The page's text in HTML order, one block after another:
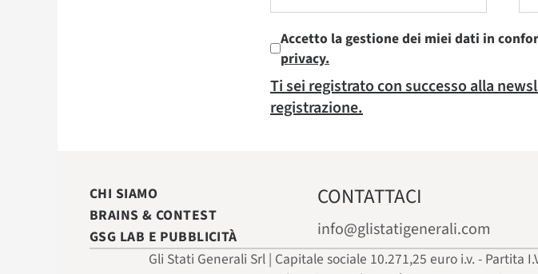
Accetto la gestione dei miei dati in
privacy.
Ti sei registrato con successo alla
registrazione.
CHI SIAMO
BRAINS & CONTEST
GSG LAB E PUBBLICITÀ
CONTATTACI
info@glistatigenerali.com
Gli Stati Generali Srl | Capitale sociale 10.271,25 euro i.v. - Partita